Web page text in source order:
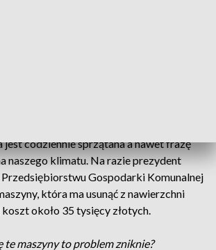
jest codziennie sprzątana a nawet frazę
naszego klimatu. Na razie prezydent
Gospodarki Komunalnej
która ma usunąć z nawierzchni
koszt około 35 tysięcy złotych.
te maszyny to problem zniknie?